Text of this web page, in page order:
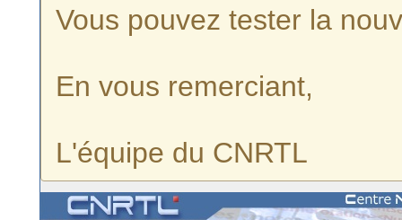
Vous pouvez tester la
En vous remerciant,
L'équipe du CNRTL